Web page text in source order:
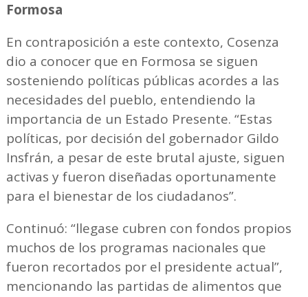
Formosa
En contraposición a este contexto, Cosenza
dio a conocer que en Formosa se siguen
sosteniendo políticas públicas acordes a las
necesidades del pueblo, entendiendo la
importancia de un Estado Presente. “Estas
políticas, por decisión del gobernador Gildo
Insfrán, a pesar de este brutal ajuste, siguen
activas y fueron diseñadas oportunamente
para el bienestar de los ciudadanos”.
Continuó: “llegase cubren con fondos propios
muchos de los programas nacionales que
fueron recortados por el presidente actual”,
mencionando las partidas de alimentos que